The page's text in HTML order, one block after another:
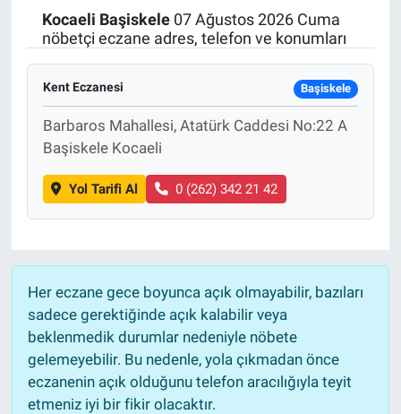
Kocaeli Başiskele07 Ağustos 2026 Cuma
nöbetçi eczane adres, telefon ve konumları
Kent Eczanesi Başiskele
Barbaros Mahallesi, Atatürk Caddesi No:22 A
Başiskele Kocaeli
Yol Tarifi Al 0 (262) 342 21 42
Her eczane gece boyunca açık olmayabilir, bazıları
sadece gerektiğinde açık kalabilir veya
beklenmedik durumlar nedeniyle nöbete
gelemeyebilir. Bu nedenle, yola çıkmadan önce
eczanenin açık olduğunu telefon aracılığıyla teyit
etmeniz iyi bir fikir olacaktır.
Politika
Bilecik
Kütahya
Genel
Çevre
Yerel
Magazin
Bilim ve Teknoloji